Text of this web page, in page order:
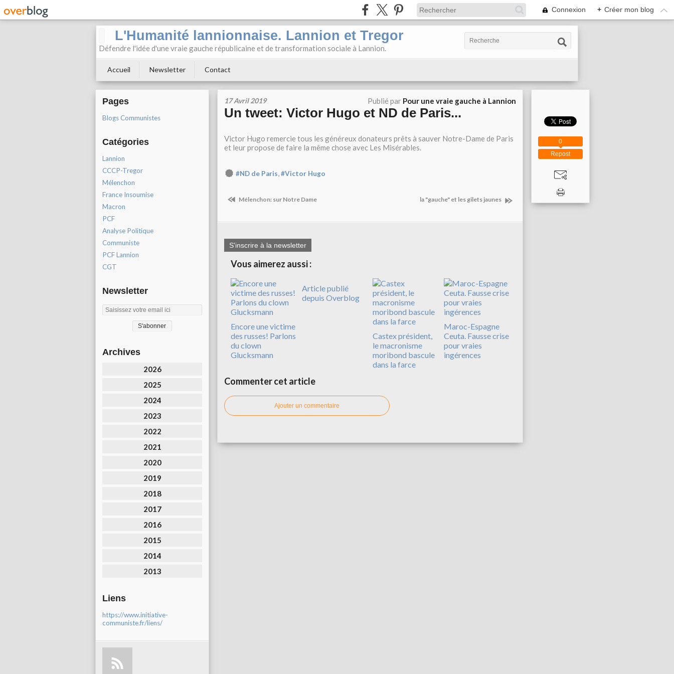
Connexion + Créer mon blog
L'Humanité lannionnaise. Lannion et Tregor
Défendre l'idée d'une vraie gauche républicaine et de transformation sociale à Lannion.
Accueil Newsletter Contact
Pages
Blogs Communistes
Catégories
Lannion
CCCP-Tregor
Mélenchon
France Insoumise
Macron
PCF
Analyse Politique
Communiste
PCF Lannion
CGT
Newsletter
Archives
2026
2025
2024
2023
2022
2021
2020
2019
2018
2017
2016
2015
2014
2013
Liens
https://www.initiative-
communiste.fr/liens/
17 Avril 2019 Publié par Pour une vraie gauche à Lannion
Un tweet: Victor Hugo et ND de Paris...
Victor Hugo remercie tous les généreux donateurs prêts à sauver Notre-Dame de Paris
et leur propose de faire la même chose avec Les Misérables.
#ND de Paris,#Victor Hugo
Mélenchon: sur Notre Dame la "gauche" et les gilets jaunes
S'inscrire à la newsletter
Vous aimerez aussi :
Encore une victime
des russes! Parlons
du clown
Glucksmann
Article publié
depuis Overblog
Castex président,
le macronisme
moribond bascule
dans la farce
Maroc-Espagne
Ceuta. Fausse crise
pour vraies
ingérences
Commenter cet article
Ajouter un commentaire
Repost
0